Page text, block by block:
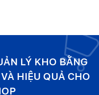
LÝ KHO BẰNG
HIỆU QUẢ CHO